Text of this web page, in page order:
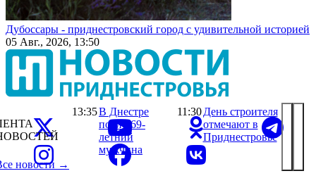
Дубоссары - приднестровский город с удивительной историей
05 Авг., 2026, 13:50
новости →
13:35В Днестре
погиб 69-
летний
мужчина
11:30 День строителя
отмечают в
Приднестровье